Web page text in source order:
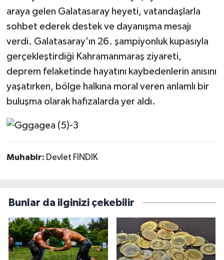
araya gelen Galatasaray heyeti, vatandaşlarla
sohbet ederek destek ve dayanışma mesajı
verdi. Galatasaray'ın 26. şampiyonluk kupasıyla
gerçekleştirdiği Kahramanmaraş ziyareti,
deprem felaketinde hayatını kaybedenlerin anısını
yaşatırken, bölge halkına moral veren anlamlı bir
buluşma olarak hafızalarda yer aldı.
Muhabir: Devlet FINDIK
Bunlar da ilginizi çekebilir